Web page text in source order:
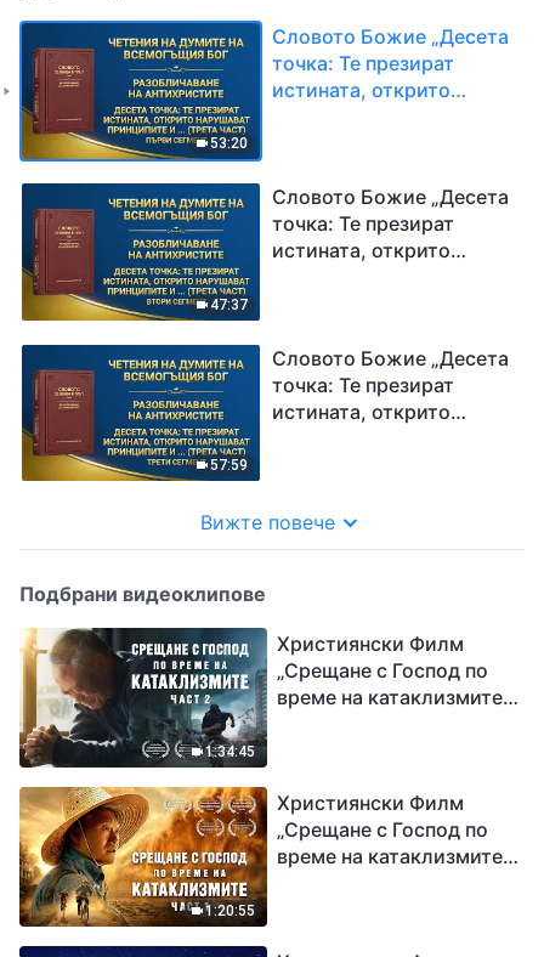
53:20
Словото Божие „Десета
точка: Те презират
истината, открито
дом (трета част)“ Първи
сегмент
47:37
Словото Божие „Десета
точка: Те презират
истината, открито
дом (трета част)“ Втори
сегмент
57:59
Словото Божие „Десета
точка: Те презират
истината, открито
дом (трета част)“ Трети
сегмент
Вижте повече
Подбрани видеоклипове
1:34:45
Християнски Филм
„Срещане с Господ по
време на катаклизмите“
1:20:55
Християнски Филм
„Срещане с Господ по
време на катаклизмите“